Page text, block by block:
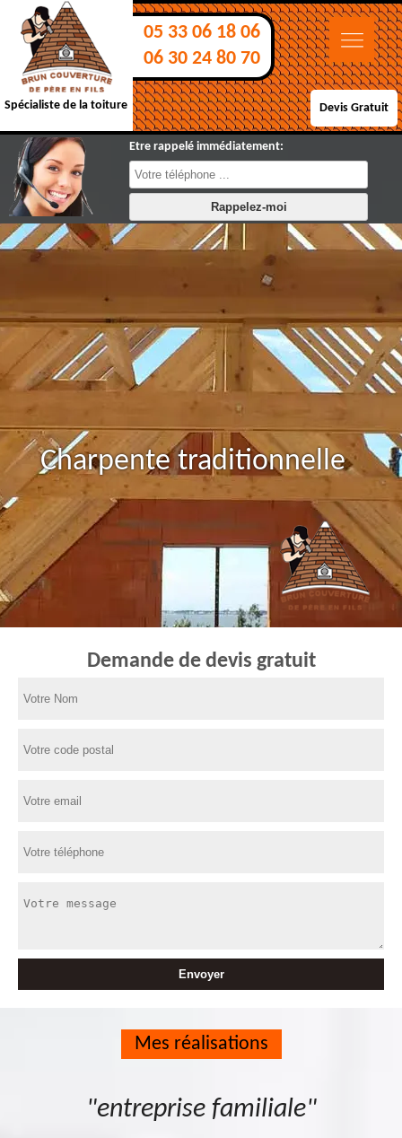
Spécialiste de la toiture
05 33 06 18 06
06 30 24 80 70
Devis Gratuit
Etre rappelé immédiatement:
Charpente traditionnelle
Demande de devis gratuit
Mes réalisations
"entreprise familiale"